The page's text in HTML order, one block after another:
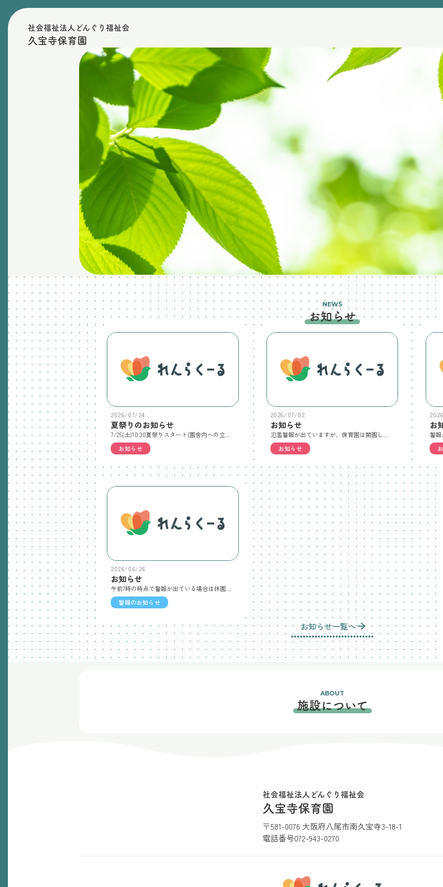
社会福祉法人どんぐり福祉会
久宝寺保育園
NEWS
お知らせ
2026/07/24
夏祭りのお知らせ
お知らせ
2026/07/02
お知らせ
お知らせ
お
2026/06/26
お知らせ
警報のお知らせ
お知らせ一覧へ
ABOUT
施設について
社会福祉法人どんぐり福祉会
久宝寺保育園
〒581-0076 大阪府八尾市南久宝寺3-18-1
電話番号072-943-0270